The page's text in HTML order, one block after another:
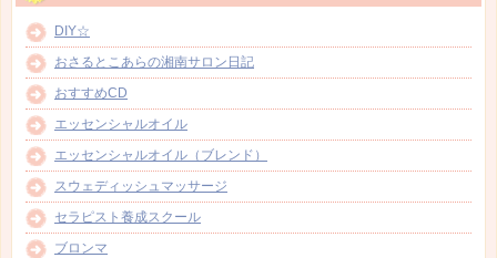
DIY☆
おさるとこあらの湘南サロン日記
おすすめCD
エッセンシャルオイル
エッセンシャルオイル（ブレンド）
スウェディッシュマッサージ
セラピスト養成スクール
ブロンマ